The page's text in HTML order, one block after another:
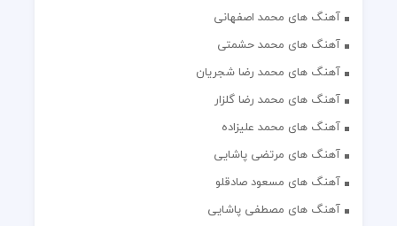
آهنگ های محمد اصفهانی
آهنگ های محمد حشمتی
آهنگ های محمد رضا شجریان
آهنگ های محمد رضا گلزار
آهنگ های محمد علیزاده
آهنگ های مرتضی پاشایی
آهنگ های مسعود صادقلو
آهنگ های مصطفی پاشایی